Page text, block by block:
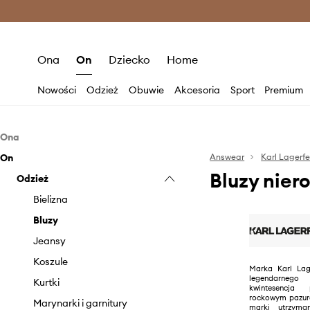
Ona On Dziecko Home
Nowości Odzież Obuwie Akcesoria Sport Premium
Ona
Bielizna
Bluzki i koszule
Bluzy
Jeansy
Kombinezony
Komplety
Kurtki
Obuwie
Baleriny
Botki
Kalosze
Espadryle
Kapcie
Mokasyny i półbuty
Akcesoria
Biżuteria
Czapki i kapelusze
Etui i pokrowce
Kosmetyczki
Parasole
On
Odzież
Bielizna
Bluzy
Jeansy
Koszule
Kurtki
Marynarki i garnitury
Answear Karl
Bluzy
Marka Karl
rockowym
marki